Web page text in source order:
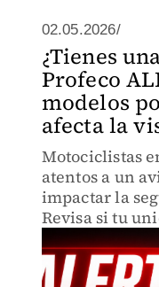
02.05.2026/
¿Tienes
Profeco
modelos
afecta la
Motociclistas
atentos a un
impactar la
Revisa si tu
qué